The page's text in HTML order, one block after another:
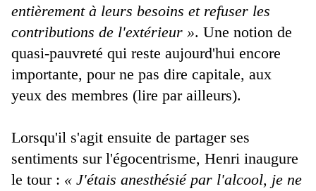
entièrement à leurs besoins et refuser les
contributions de l'extérieur ». Une notion de
quasi-pauvreté qui reste aujourd'hui encore
importante, pour ne pas dire capitale, aux
yeux des membres (lire par ailleurs).
Lorsqu'il s'agit ensuite de partager ses
sentiments sur l'égocentrisme, Henri inaugure
le tour : « J'étais anesthésié par l'alcool, je ne